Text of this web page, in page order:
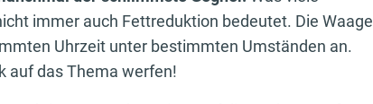
immer auch Fettreduktion bedeutet. Die Waage
Uhrzeit unter bestimmten Umständen an.
auf das Thema werfen!